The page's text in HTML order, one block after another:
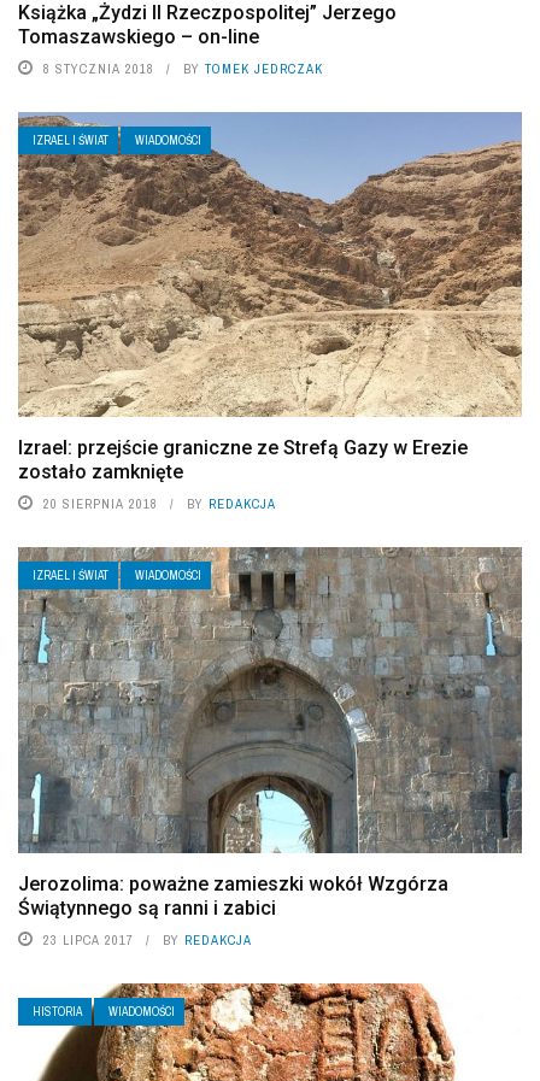
Książka „Żydzi II Rzeczpospolitej” Jerzego
Tomaszawskiego – on-line
8 STYCZNIA 2018 BY TOMEK JEDRCZAK
IZRAEL I ŚWIAT WIADOMOŚCI
Izrael: przejście graniczne ze Strefą Gazy w Erezie
zostało zamknięte
20 SIERPNIA 2018 BY REDAKCJA
IZRAEL I ŚWIAT WIADOMOŚCI
Jerozolima: poważne zamieszki wokół Wzgórza
Świątynnego są ranni i zabici
23 LIPCA 2017 BY REDAKCJA
HISTORIA WIADOMOŚCI